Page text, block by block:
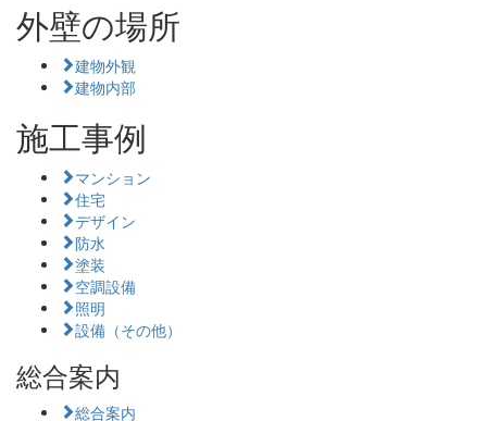
外壁の場所
建物外観
建物内部
施工事例
マンション
住宅
デザイン
防水
塗装
空調設備
照明
設備（その他）
総合案内
総合案内